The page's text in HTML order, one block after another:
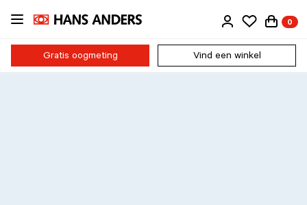
Ga
naar
inhoud
0
Gratis oogmeting Vind een winkel